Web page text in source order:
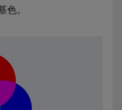
色。